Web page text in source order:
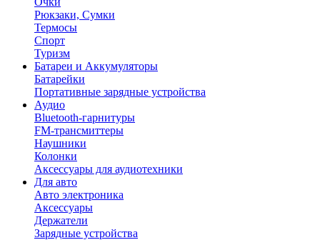
Рюкзаки, Сумки
Термосы
Спорт
Туризм
Батареи и Аккумуляторы
Батарейки
Портативные зарядные устройства
Аудио
Bluetooth-гарнитуры
FM-трансмиттеры
Наушники
Колонки
Аксессуары для аудиотехники
Для авто
Авто электроника
Аксессуары
Держатели
Зарядные устройства